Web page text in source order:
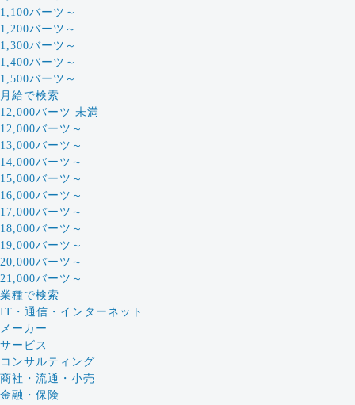
1,100バーツ～
1,200バーツ～
1,300バーツ～
1,400バーツ～
1,500バーツ～
月給で検索
12,000バーツ 未満
12,000バーツ～
13,000バーツ～
14,000バーツ～
15,000バーツ～
16,000バーツ～
17,000バーツ～
18,000バーツ～
19,000バーツ～
20,000バーツ～
21,000バーツ～
業種で検索
IT・通信・インターネット
メーカー
サービス
コンサルティング
商社・流通・小売
金融・保険